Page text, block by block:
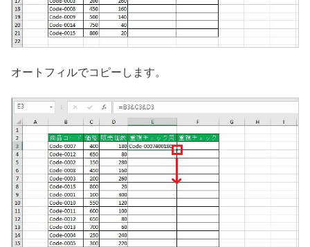
オートフィルでコピーします。